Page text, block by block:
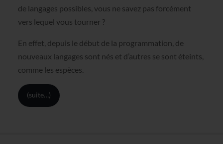
de langages possibles, vous ne savez pas forcément
vers lequel vous tourner ?
En effet, depuis le début de la programmation, de
nouveaux langages sont nés et d’autres se sont éteints,
comme les espèces.
(suite…)